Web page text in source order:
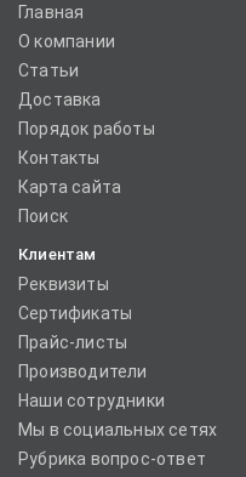
Главная
О компании
Статьи
Доставка
Порядок работы
Контакты
Карта сайта
Поиск
Клиентам
Реквизиты
Сертификаты
Прайс-листы
Производители
Наши сотрудники
Мы в социальных сетях
Рубрика вопрос-ответ